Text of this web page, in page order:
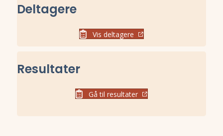
Deltagere
Vis deltagere
Resultater
Gå til resultater